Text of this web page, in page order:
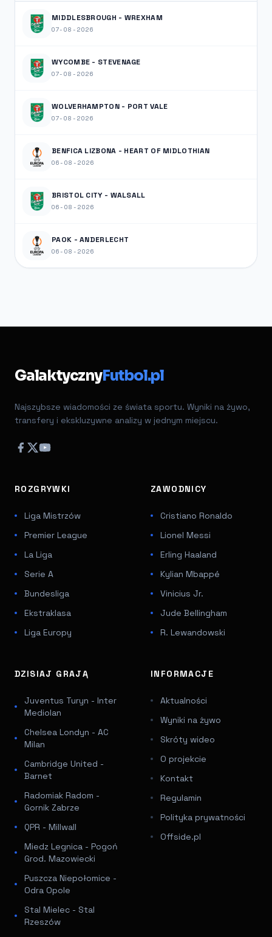
MIDDLESBROUGH - WREXHAM
07-08-2026
WYCOMBE - STEVENAGE
07-08-2026
WOLVERHAMPTON - PORT VALE
07-08-2026
BENFICA LIZBONA - HEART OF MIDLOTHIAN
06-08-2026
BRISTOL CITY - WALSALL
06-08-2026
PAOK - ANDERLECHT
06-08-2026
GalaktycznyFutbol.pl
Najszybsze wiadomości ze świata sportu. Wyniki na żywo,
transfery i ekskluzywne analizy w jednym miejscu.
ROZGRYWKI
Liga Mistrzów
Premier League
La Liga
Serie A
Bundesliga
Ekstraklasa
Liga Europy
ZAWODNICY
Cristiano Ronaldo
Lionel Messi
Erling Haaland
Kylian Mbappé
Vinicius Jr.
Jude Bellingham
R. Lewandowski
DZISIAJ GRAJĄ
Juventus Turyn - Inter
Mediolan
Chelsea Londyn - AC
Milan
Cambridge United -
Barnet
Radomiak Radom -
Gornik Zabrze
QPR - Millwall
Miedz Legnica - Pogoń
Grod. Mazowiecki
Puszcza Niepołomice -
Odra Opole
Stal Mielec - Stal
Rzeszów
INFORMACJE
Aktualności
Wyniki na żywo
Skróty wideo
O projekcie
Kontakt
Regulamin
Polityka prywatności
Offside.pl